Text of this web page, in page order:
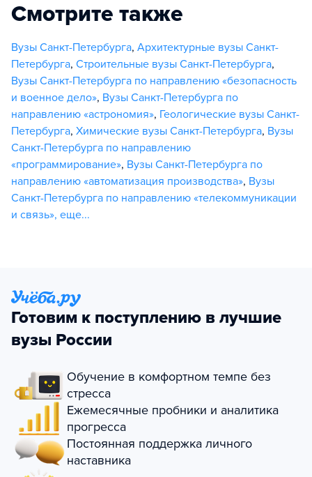
Смотрите также
Вузы Санкт-Петербурга, Архитектурные вузы Санкт-
Петербурга, Строительные вузы Санкт-Петербурга,
Вузы Санкт-Петербурга по направлению «безопасность
и военное дело», Вузы Санкт-Петербурга по
направлению «астрономия», Геологические вузы Санкт-
Петербурга, Химические вузы Санкт-Петербурга, Вузы
Санкт-Петербурга по направлению
«программирование», Вузы Санкт-Петербурга по
направлению «автоматизация производства», Вузы
Санкт-Петербурга по направлению «телекоммуникации
и связь», еще...
Готовим к поступлению в лучшие
вузы России
Обучение в комфортном темпе без
стресса
Ежемесячные пробники и аналитика
прогресса
Постоянная поддержка личного
наставника